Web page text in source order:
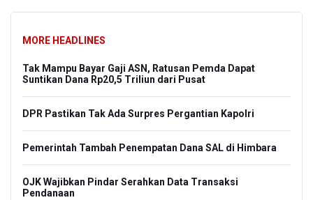
MORE HEADLINES
Tak Mampu Bayar Gaji ASN, Ratusan Pemda Dapat
Suntikan Dana Rp20,5 Triliun dari Pusat
DPR Pastikan Tak Ada Surpres Pergantian Kapolri
Pemerintah Tambah Penempatan Dana SAL di Himbara
OJK Wajibkan Pindar Serahkan Data Transaksi
Pendanaan